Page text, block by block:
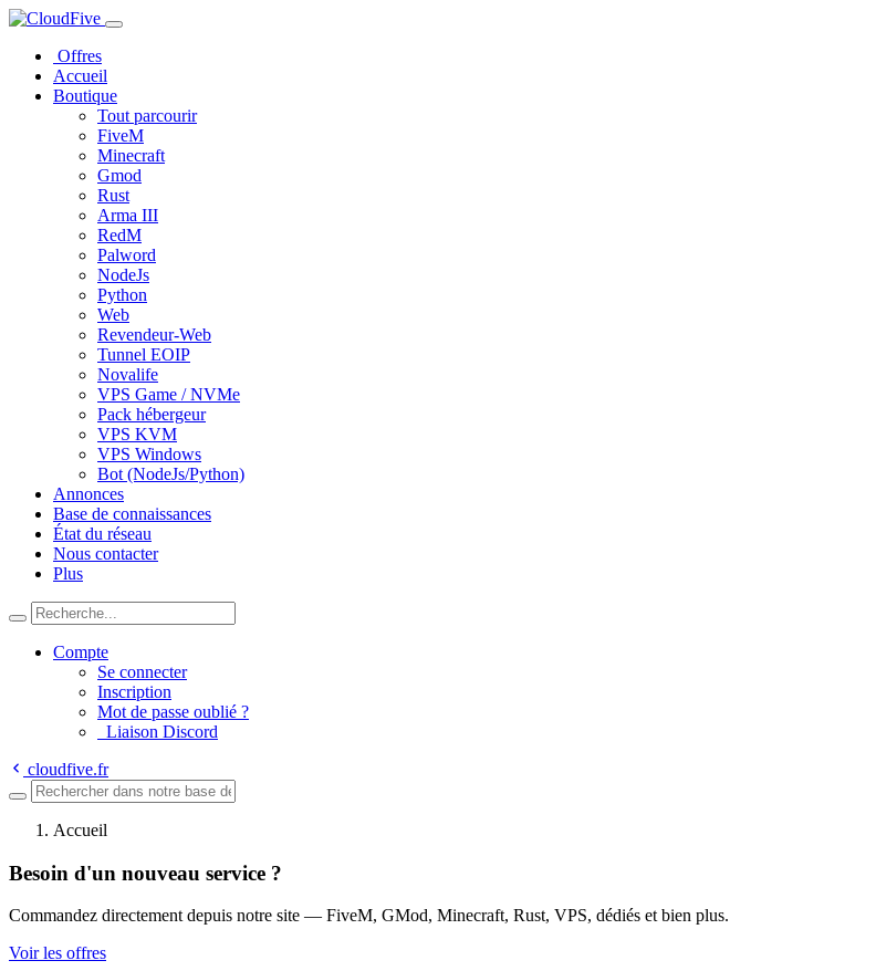
Offres
Accueil
Boutique
Tout parcourir
FiveM
Minecraft
Gmod
Rust
Arma III
RedM
Palword
NodeJs
Python
Web
Revendeur-Web
Tunnel EOIP
Novalife
VPS Game / NVMe
Pack hébergeur
VPS KVM
VPS Windows
Bot (NodeJs/Python)
Annonces
Base de connaissances
État du réseau
Nous contacter
Plus
Compte
Se connecter
Inscription
Mot de passe oublié ?
Liaison Discord
cloudfive.fr
Accueil
Besoin d'un nouveau service ?
Commandez directement depuis notre site — FiveM, GMod, Minecraft, Rust, VPS, dédiés et bien plus.
Voir les offres